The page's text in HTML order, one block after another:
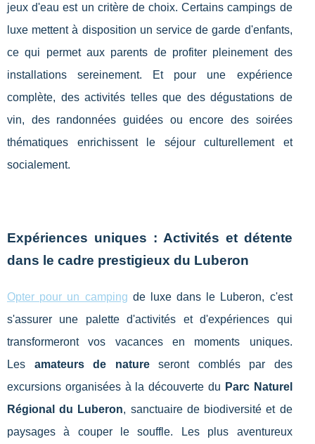
jeux d'eau est un critère de choix. Certains campings de
luxe mettent à disposition un service de garde d'enfants,
ce qui permet aux parents de profiter pleinement des
installations sereinement. Et pour une expérience
complète, des activités telles que des dégustations de
vin, des randonnées guidées ou encore des soirées
thématiques enrichissent le séjour culturellement et
socialement.
Expériences uniques : Activités et détente
dans le cadre prestigieux du Luberon
Opter pour un camping de luxe dans le Luberon, c'est
s'assurer une palette d'activités et d'expériences qui
transformeront vos vacances en moments uniques.
Les amateurs de natureseront comblés par des
excursions organisées à la découverte du Parc Naturel
Régional du Luberon, sanctuaire de biodiversité et de
paysages à couper le souffle. Les plus aventureux